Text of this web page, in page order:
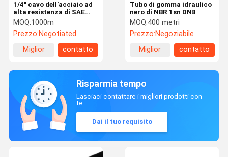
1/4" cavo dell'acciaio ad
alta resistenza di SAE
100R1 quello idraulico del
tubo di gomma singolo
intrecciato
MOQ:1000m
Prezzo:Negotiated
Miglior
contatto
Tubo di gomma idraulico
nero di NBR 1sn DN8
MOQ:400 metri
Prezzo:Negoziabile
Miglior
contatto
Risparmia tempo
Lasciaci contattare i migliori prodotti con
te.
Dai il tuo requisito